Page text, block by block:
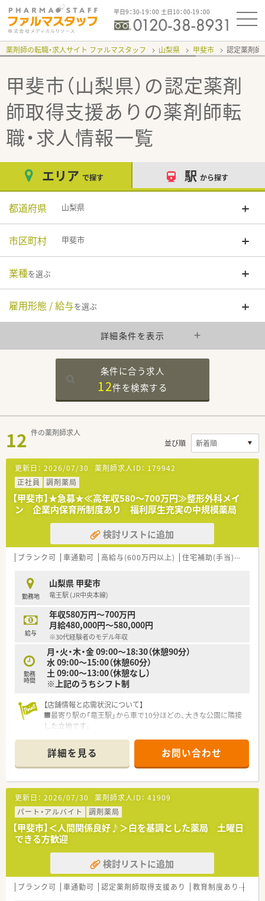
平日9：30-19：00 土日10：00-19：00
薬剤師の転職・求人サイト ファルマスタッフ 山梨県 甲斐市 認定薬剤
甲斐市（山梨県）の認定薬剤
師取得支援あり の薬剤師転
職・求人情報一覧
エリア で探す 駅 から探す
都道府県 山梨県
市区町村 甲斐市
業種を選ぶ
雇用形態 / 給与を選ぶ
詳細条件を表示
条件に合う求人
12件を検索する
12 件の薬剤師求人
並び順
更新日： 2026/07/30 薬剤師求人ID： 179942
正社員
調剤薬局
【甲斐市】★急募★≪高年収580～700万円≫整形外科メイ
ン 企業内保育所制度あり 福利厚生充実の中規模薬局
検討リストに追加
ブランク可 車通勤可 高給与(600万円以上) 住宅補助(手当)あり
勤務地
山梨県 甲斐市
竜王駅 (JR中央本線)
給与
年収580万円～700万円
月給480,000円～580,000円
※30代経験者のモデル年収
勤務
時間
月・火・木・金 09:00～18:30（休憩90分）
水 09:00～15:00（休憩60分）
土 09:00～13:00（休憩なし）
※上記のうちシフト制
【店舗情報と応需状況について】
■最寄り駅の「竜王駅」から車で10分ほどの、大きな公園に隣接
した立地です。
度と落ち着いています。
■薬剤師は常勤1名とパート6名が在籍し、協力して業務にあた
っています。
【求人情報について】
■30代の経験者モデルで年収580万円から700万円（年俸制、賞
与なし）が可能です。
■薬剤師手当や家族手当など、各種手当が充実しています。
■県外からの転居者には、家賃半額負担・初期費用不要の借上社
宅制度がございます。
【勤務実態について】
■水曜は15時、土曜は13時までの勤務となります。
■有給休暇のほか、夏季休暇や年末年始休暇もあり、プライベー
詳細を見る お問い合わせ
更新日： 2026/07/30 薬剤師求人ID： 41909
パート・アルバイト
調剤薬局
【甲斐市】＜人間関係良好♪＞白を基調とした薬局 土曜日
できる方歓迎
検討リストに追加
ブランク可 車通勤可 認定薬剤師取得支援あり 教育制度あり